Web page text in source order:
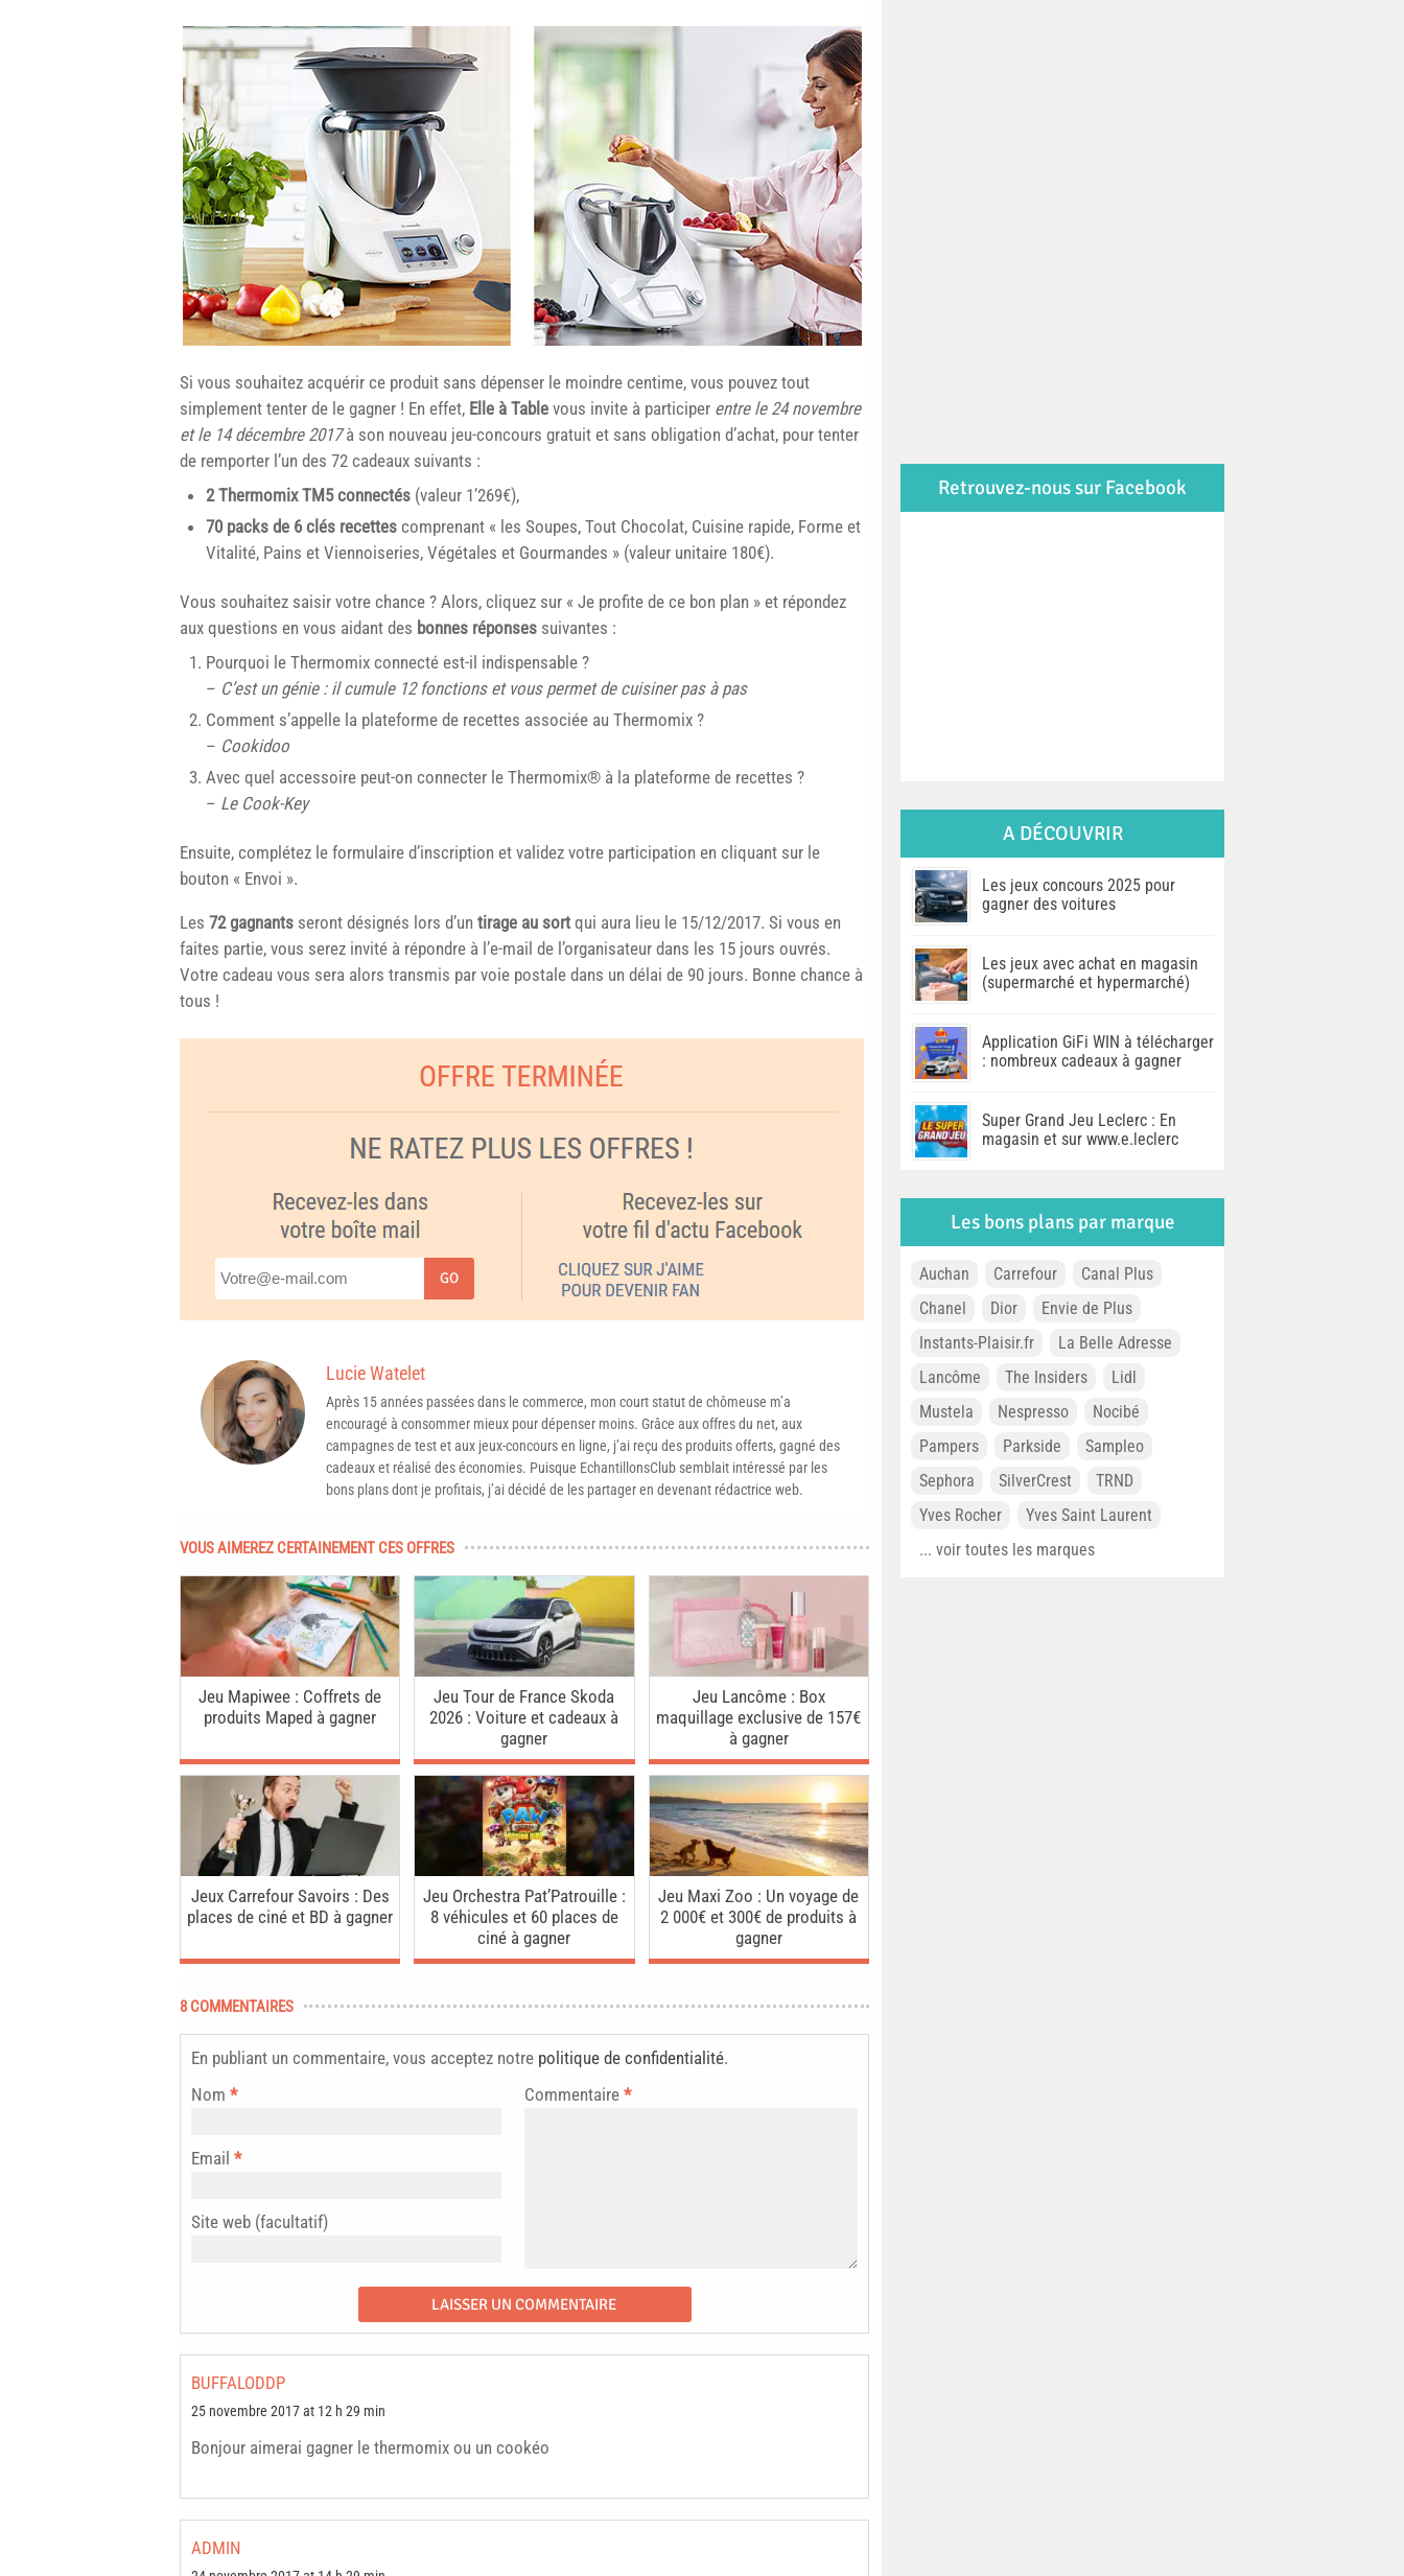
Si vous souhaitez acquérir ce produit sans dépenser le moindre centime, vous pouvez tout
simplement tenter de le gagner ! En effet, Elle à Table vous invite à participer entre le 24 novembre
et le 14 décembre 2017à son nouveau jeu-concours gratuit et sans obligation d’achat, pour tenter
de remporter l’un des 72 cadeaux suivants :
2 Thermomix TM5 connectés (valeur 1’269€),
70 packs de 6 clés recettes comprenant « les Soupes, Tout Chocolat, Cuisine rapide, Forme et
Vitalité, Pains et Viennoiseries, Végétales et Gourmandes » (valeur unitaire 180€).
Vous souhaitez saisir votre chance ? Alors, cliquez sur « Je profite de ce bon plan » et répondez
aux questions en vous aidant des bonnes réponses suivantes :
Pourquoi le Thermomix connecté est-il indispensable ?
– C’est un génie : il cumule 12 fonctions et vous permet de cuisiner pas à pas
Comment s’appelle la plateforme de recettes associée au Thermomix ?
– Cookidoo
Avec quel accessoire peut-on connecter le Thermomix® à la plateforme de recettes ?
– Le Cook-Key
Ensuite, complétez le formulaire d’inscription et validez votre participation en cliquant sur le
bouton « Envoi ».
Les 72 gagnants seront désignés lors d’un tirage au sort qui aura lieu le 15/12/2017. Si vous en
faites partie, vous serez invité à répondre à l’e-mail de l’organisateur dans les 15 jours ouvrés.
Votre cadeau vous sera alors transmis par voie postale dans un délai de 90 jours. Bonne chance à
tous !
GO
Lucie Watelet
Après 15 années passées dans le commerce, mon court statut de chômeuse m’a
encouragé à consommer mieux pour dépenser moins. Grâce aux offres du net, aux
campagnes de test et aux jeux-concours en ligne, j’ai reçu des produits offerts, gagné des
cadeaux et réalisé des économies. Puisque EchantillonsClub semblait intéressé par les
bons plans dont je profitais, j’ai décidé de les partager en devenant rédactrice web.
VOUS AIMEREZ CERTAINEMENT CES OFFRES
Jeu Mapiwee : Coffrets de
produits Maped à gagner
Jeu Tour de France Skoda
2026 : Voiture et cadeaux à
gagner
Jeu Lancôme : Box
maquillage exclusive de 157€
à gagner
Jeux Carrefour Savoirs : Des
places de ciné et BD à gagner
Jeu Orchestra Pat’Patrouille :
8 véhicules et 60 places de
ciné à gagner
Jeu Maxi Zoo : Un voyage de
2 000€ et 300€ de produits à
gagner
8 COMMENTAIRES
En publiant un commentaire, vous acceptez notre politique de confidentialité.
Commentaire *
Nom *
Email *
Site web (facultatif)
BUFFALODDP
25 novembre 2017 at 12 h 29 min
Bonjour aimerai gagner le thermomix ou un cookéo
ADMIN
Retrouvez-nous sur Facebook
A DÉCOUVRIR
Les jeux concours 2025 pour
gagner des voitures
Les jeux avec achat en magasin
(supermarché et hypermarché)
Application GiFi WIN à télécharger
: nombreux cadeaux à gagner
Super Grand Jeu Leclerc : En
magasin et sur www.e.leclerc
Les bons plans par marque
Auchan Carrefour
Canal Plus
Chanel
Dior
Envie de Plus
Instants-Plaisir.fr
La Belle Adresse
Lancôme
The Insiders
Lidl
Mustela
Nespresso
Nocibé
Pampers
Parkside
Sampleo
Sephora
SilverCrest
TRND
Yves Rocher
Yves Saint Laurent
... voir toutes les marques